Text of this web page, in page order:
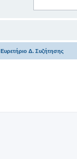
Ευρετήριο Δ. Συζήτησης